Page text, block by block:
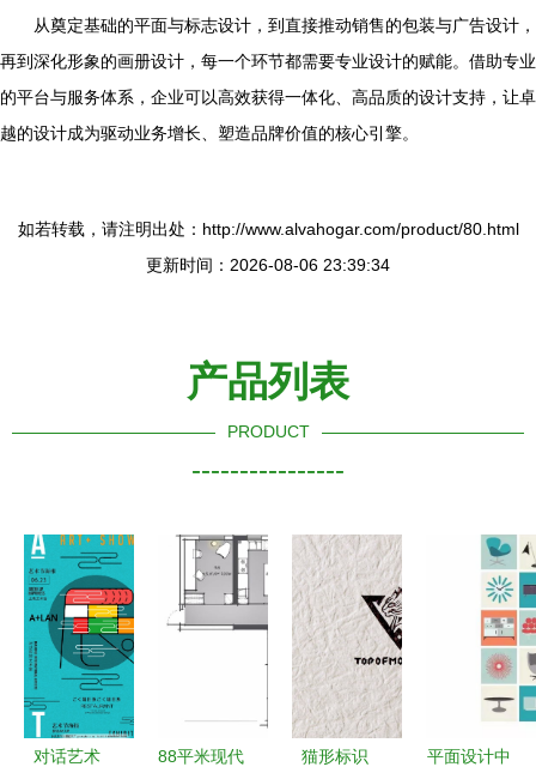
从奠定基础的平面与标志设计，到直接推动销售的包装与广告设计，
再到深化形象的画册设计，每一个环节都需要专业设计的赋能。借助专业
的平台与服务体系，企业可以高效获得一体化、高品质的设计支持，让卓
越的设计成为驱动业务增长、塑造品牌价值的核心引擎。
如若转载，请注明出处：http://www.alvahogar.com/product/80.html
更新时间：2026-08-06 23:39:34
产品列表
PRODUCT
----------------
对话艺术
88平米现代
猫形标识
平面设计中